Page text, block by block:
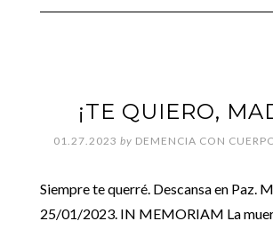
¡TE QUIERO,
01.27.2023 by DEMENCIA CON
Siempre te querré. Descansa en Paz.
25/01/2023. IN MEMORIAM La